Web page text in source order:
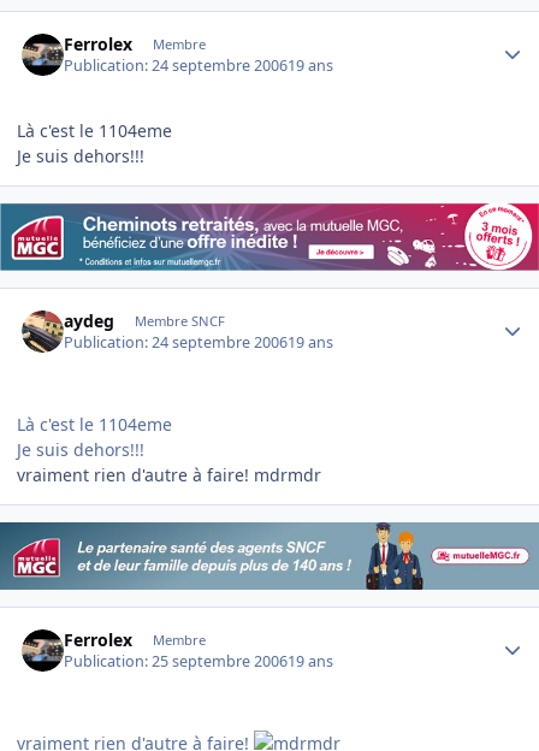
Ferrolex Membre
Publication:24 septembre 200619 ans
Là c'est le 1104eme
Je suis dehors!!!
aydeg Membre SNCF
Publication:24 septembre 200619 ans
Là c'est le 1104eme
Je suis dehors!!!
vraiment rien d'autre à faire! mdrmdr
Ferrolex Membre
Publication:25 septembre 200619 ans
vraiment rien d'autre à faire!